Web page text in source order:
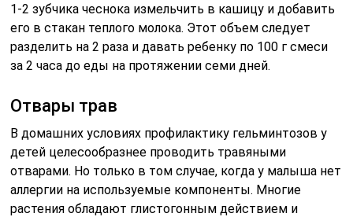
1-2 зубчика чеснока измельчить в кашицу и добавить
его в стакан теплого молока. Этот объем следует
разделить на 2 раза и давать ребенку по 100 г смеси
за 2 часа до еды на протяжении семи дней.
Отвары трав
В домашних условиях профилактику гельминтозов у
детей целесообразнее проводить травяными
отварами. Но только в том случае, когда у малыша нет
аллергии на используемые компоненты. Многие
растения обладают глистогонным действием и